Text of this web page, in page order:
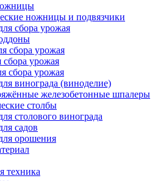
ножницы и подвязчики
сбора урожая
сбора урожая
сбора урожая
сбора урожая
винограда (виноделие)
железобетонные шпалеры
столбы
столового винограда
садов
орошения
техника